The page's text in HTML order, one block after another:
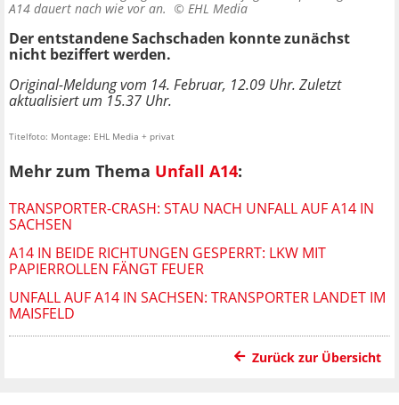
A14 dauert nach wie vor an. © EHL Media
Der entstandene Sachschaden konnte zunächst
nicht beziffert werden.
Original-Meldung vom 14. Februar, 12.09 Uhr. Zuletzt
aktualisiert um 15.37 Uhr.
Titelfoto: Montage: EHL Media + privat
Mehr zum Thema Unfall A14:
TRANSPORTER-CRASH: STAU NACH UNFALL AUF A14 IN
SACHSEN
A14 IN BEIDE RICHTUNGEN GESPERRT: LKW MIT
PAPIERROLLEN FÄNGT FEUER
UNFALL AUF A14 IN SACHSEN: TRANSPORTER LANDET IM
MAISFELD
Zurück zur Übersicht